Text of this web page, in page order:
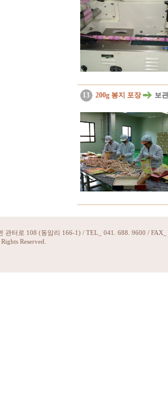
13 200g 봉지 포장 보
관터로 108 (동암리 166-1) / TEL_ 041. 688. 9600 /
Reserved.